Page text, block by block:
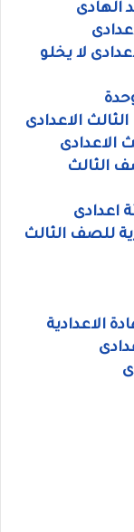
الهادى
لا يخلو
الاعدادى
الاعدادى
الثالث
اعدادى
للصف الثالث
الاعدادية